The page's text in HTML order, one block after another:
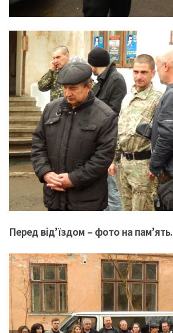
Перед від’їздом – фото на пам’ять.